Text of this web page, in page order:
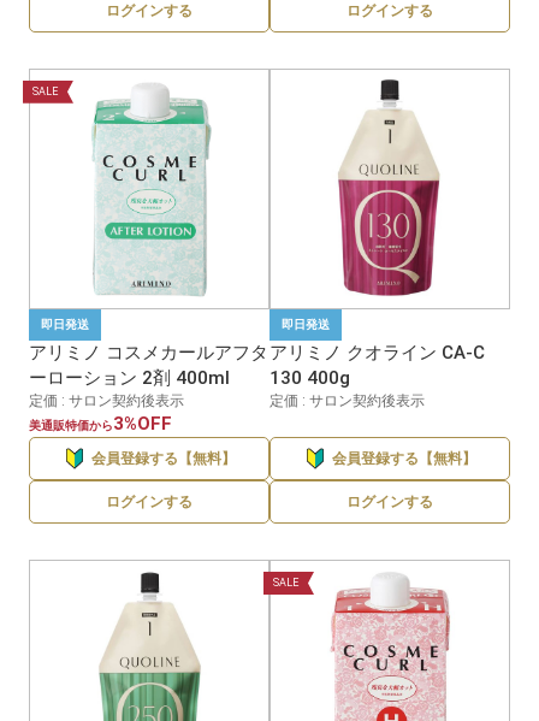
ログインする ログインする
SALE
即日発送
アリミノ コスメカールアフタ
ーローション 2剤 400ml
定価 : サロン契約後表示
美通販特価から3%OFF
会員登録する【無料】
ログインする
即日発送
アリミノ クオライン CA-C
130 400g
定価 : サロン契約後表示
会員登録する【無料】
ログインする
SALE